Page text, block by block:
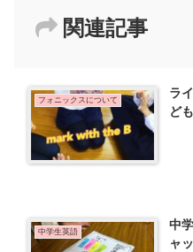
関連記事
フォニックスについて
ラ
ど
中学生英語
中
ャ